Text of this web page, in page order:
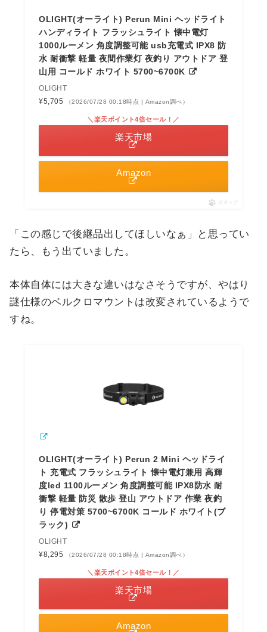
OLIGHT(オーライト) Perun Mini ヘッドライト
ハンディライト フラッシュライト 懐中電灯
1000ルーメン 角度調整可能 usb充電式 IPX8 防
水 耐衝撃 軽量 夜間作業灯 夜釣り アウトドア 登
山用 コールド ホワイト 5700~6700K
OLIGHT
¥5,705
（2026/07/28 00:18時点 | Amazon調べ）
Amazon
＼楽天ポイント4倍セール！／
楽天市場
ポチップ
「この感じで後継品出してほしいなぁ」と思ってい
たら、もう出ていました。
本体自体には大きな違いはなさそうですが、やはり
謎仕様のベルクロマウントは改変されているようで
すね。
OLIGHT(オーライト) Perun 2 Mini ヘッドライ
ト 充電式 フラッシュライト 懐中電灯兼用 高輝
度led 1100ルーメン 角度調整可能 IPX8防水 耐
衝撃 軽量 防災 散歩 登山 アウトドア 作業 夜釣
り 停電対策 5700~6700K コールド ホワイト(ブ
ラック)
OLIGHT
¥8,295
（2026/07/28 00:18時点 | Amazon調べ）
Amazon
＼楽天ポイント4倍セール！／
楽天市場